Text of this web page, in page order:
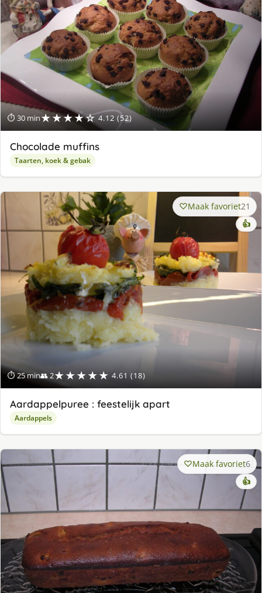
⏱ 30 min★★★★☆ 4.12 (52)
Chocolade muffins
Taarten, koek & gebak
⏱ 25 min👥 2★★★★★ 4.61 (18)
Maak favoriet21
👍
Aardappelpuree : feestelijk apart
Aardappels
Maak favoriet6
👍